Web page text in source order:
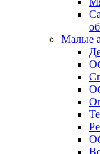
Малые